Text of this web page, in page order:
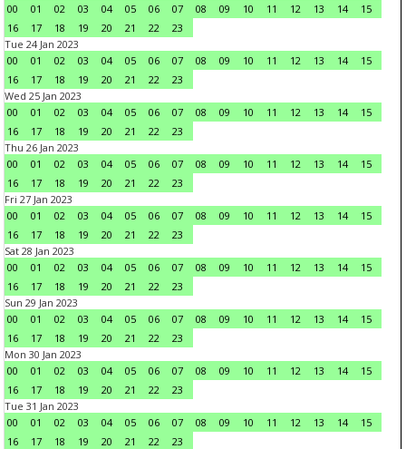
00
01 02 03 04 05 06 07 08 09 10 11 12 13 14
15
16
17 18 19 20 21 22
23
Tue 24 Jan 2023
00
01 02 03 04 05 06 07 08 09 10 11 12 13 14
15
16
17 18 19 20 21 22
23
Wed 25 Jan 2023
00
01 02 03 04 05 06 07 08 09 10 11 12 13 14
15
16
17 18 19 20 21 22
23
Thu 26 Jan 2023
00
01 02 03 04 05 06 07 08 09 10 11 12 13 14
15
16
17 18 19 20 21 22
23
Fri 27 Jan 2023
00
01 02 03 04 05 06 07 08 09 10 11 12 13 14
15
16
17 18 19 20 21 22
23
Sat 28 Jan 2023
00
01 02 03 04 05 06 07 08 09 10 11 12 13 14
15
16
17 18 19 20 21 22
23
Sun 29 Jan 2023
00
01 02 03 04 05 06 07 08 09 10 11 12 13 14
15
16
17 18 19 20 21 22
23
Mon 30 Jan 2023
00
01 02 03 04 05 06 07 08 09 10 11 12 13 14
15
16
17 18 19 20 21 22
23
Tue 31 Jan 2023
00
01 02 03 04 05 06 07 08 09 10 11 12 13 14
15
16
17 18 19 20 21 22
23